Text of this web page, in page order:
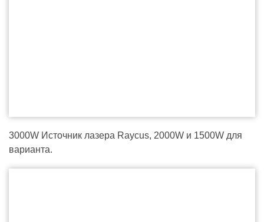
3000W Источник лазера Raycus, 2000W и 1500W для
варианта.